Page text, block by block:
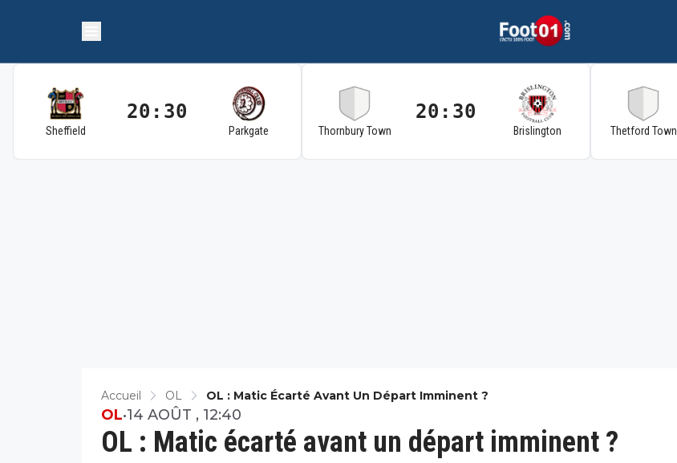
Sheffield
20:30
Parkgate Thornbury Town
20:30
Brislington Thetford Town
Accueil OL OL : Matic Écarté Avant Un Départ Imminent ?
OL : Matic écarté avant un départ imminent ?
OL•14 AOÛT , 12:40